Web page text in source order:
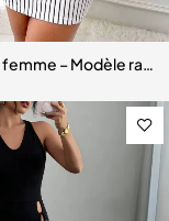
en dentelle
femme – Modèle